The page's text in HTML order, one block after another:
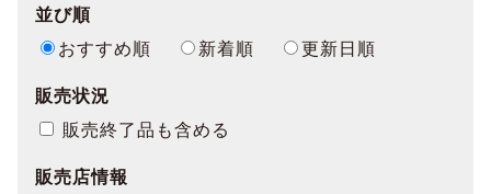
並び順
おすすめ順
新着順
更新日順
販売状況
販売終了品も含める
販売店情報